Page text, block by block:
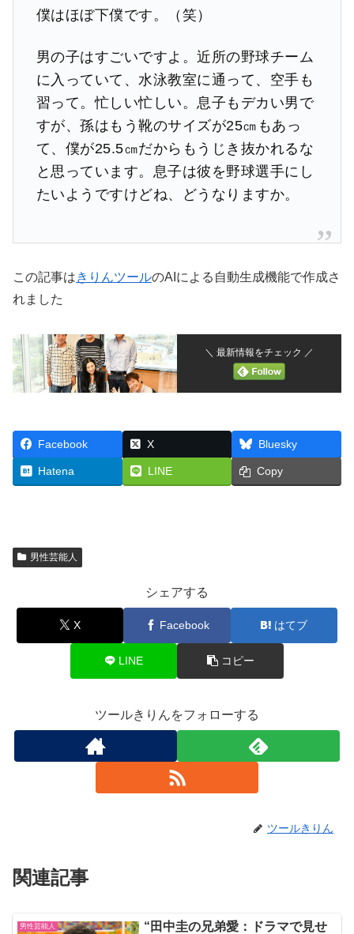
僕はほぼ下僕です。（笑）
男の子はすごいですよ。近所の野球チーム
に入っていて、水泳教室に通って、空手も
習って。忙しい忙しい。息子もデカい男で
すが、孫はもう靴のサイズが25㎝もあっ
て、僕が25.5㎝だからもうじき抜かれるな
と思っています。息子は彼を野球選手にし
たいようですけどね、どうなりますか。
この記事はきりんツールのAIによる自動生成機能で作成さ
れました
＼ 最新情報をチェック ／
Facebook X Bluesky
Hatena LINE Copy
男性芸能人
シェアする
X Facebook はてブ
LINE コピー
ツールきりんをフォローする
ツールきりん
関連記事
男性芸能人
“田中圭の兄弟愛：ドラマで見せ